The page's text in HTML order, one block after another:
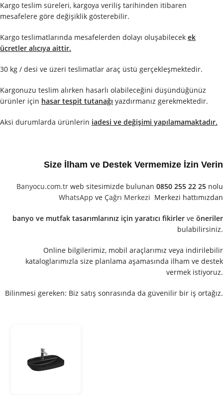
Kargo teslim süreleri, kargoya veriliş tarihinden itibaren
mesafelere göre değişiklik gösterebilir.
Kargo teslimatlarında mesafelerden dolayı oluşabilecek ek
ücretler alıcıya aittir.
30 kg / desi ve üzeri teslimatlar araç üstü gerçekleşmektedir.
Kargonuzu teslim alırken hasarlı olabileceğini düşündüğünüz
ürünler için hasar tespit tutanağı yazdırmanız gerekmektedir.
Aksi durumlarda ürünlerin iadesi ve değişimi yapılamamaktadır.
Size İlham ve Destek Vermemize İzin Verin
Banyocu.com.tr web sitesimizde bulunan 0850 255 22 25 nolu
WhatsApp ve Çağrı Merkezi Merkezi hattımızdan
banyo ve mutfak tasarımlarınız için yaratıcı fikirler ve öneriler
bulabilirsiniz.
Online bilgilerimiz, mobil araçlarımız veya indirilebilir
kataloglarımızla size planlama aşamasında ilham ve destek
vermek istiyoruz.
Bilinmesi gereken: Biz satış sonrasında da güvenilir bir iş ortağız.